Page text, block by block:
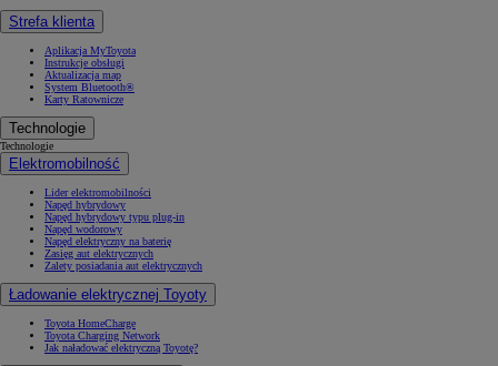
Strefa klienta
Aplikacja MyToyota
Instrukcje obsługi
Aktualizacja map
System Bluetooth®
Karty Ratownicze
Technologie
Technologie
Elektromobilność
Lider elektromobilności
Napęd hybrydowy
Napęd hybrydowy typu plug-in
Napęd wodorowy
Napęd elektryczny na baterię
Zasięg aut elektrycznych
Zalety posiadania aut elektrycznych
Ładowanie elektrycznej Toyoty
Toyota HomeCharge
Toyota Charging Network
Jak naładować elektryczną Toyotę?